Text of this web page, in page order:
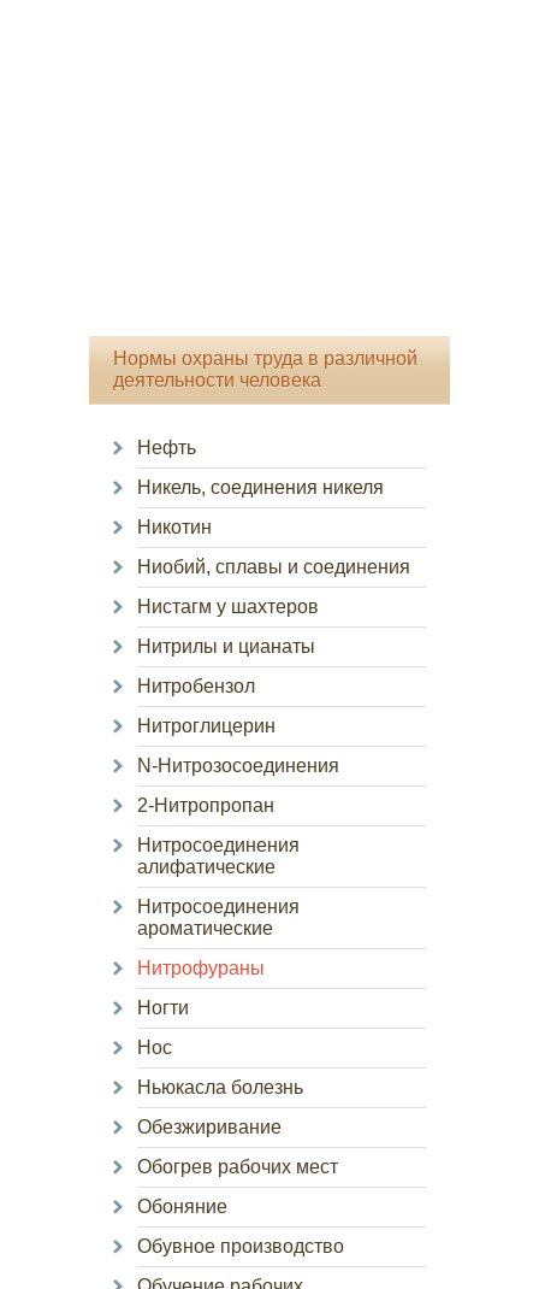
Нормы охраны труда в различной
деятельности человека
Нефть
Никель, соединения никеля
Никотин
Ниобий, сплавы и соединения
Нистагм у шахтеров
Нитрилы и цианаты
Нитробензол
Нитроглицерин
N-Нитрозосоединения
2-Нитропропан
Нитросоединения
алифатические
Нитросоединения
ароматические
Нитрофураны
Ногти
Нос
Ньюкасла болезнь
Обезжиривание
Обогрев рабочих мест
Обоняние
Обувное производство